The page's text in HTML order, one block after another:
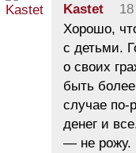
Kastet
Хорошо,
с детьми.
о своих
быть
случае по-
денег и
— не рожу.